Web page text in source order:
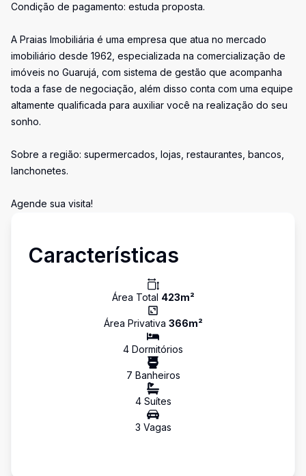
Condição de pagamento: estuda proposta.
A Praias Imobiliária é uma empresa que atua no mercado
imobiliário desde 1962, especializada na comercialização de
imóveis no Guarujá, com sistema de gestão que acompanha
toda a fase de negociação, além disso conta com uma equipe
altamente qualificada para auxiliar você na realização do seu
sonho.
Sobre a região: supermercados, lojas, restaurantes, bancos,
lanchonetes.
Agende sua visita!
Características
Área Total 423m²
Área Privativa 366m²
4 Dormitórios
7 Banheiros
4Suítes
3 Vagas